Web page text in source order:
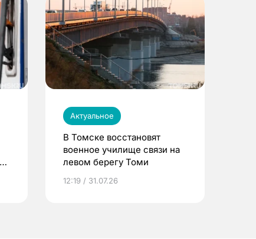
Актуальное
В Томске восстановят
военное училище связи на
левом берегу Томи
12:19 / 31.07.26